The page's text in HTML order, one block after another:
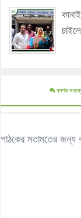
ব্লগার
পাঠকের মতামতের জন্য